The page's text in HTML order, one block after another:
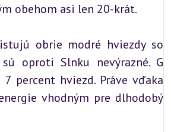
obehom asi len 20-krát.
obrie modré hviezdy so
oproti Slnku nevýrazné. G
percent hviezd. Práve vďaka
vhodným pre dlhodobý